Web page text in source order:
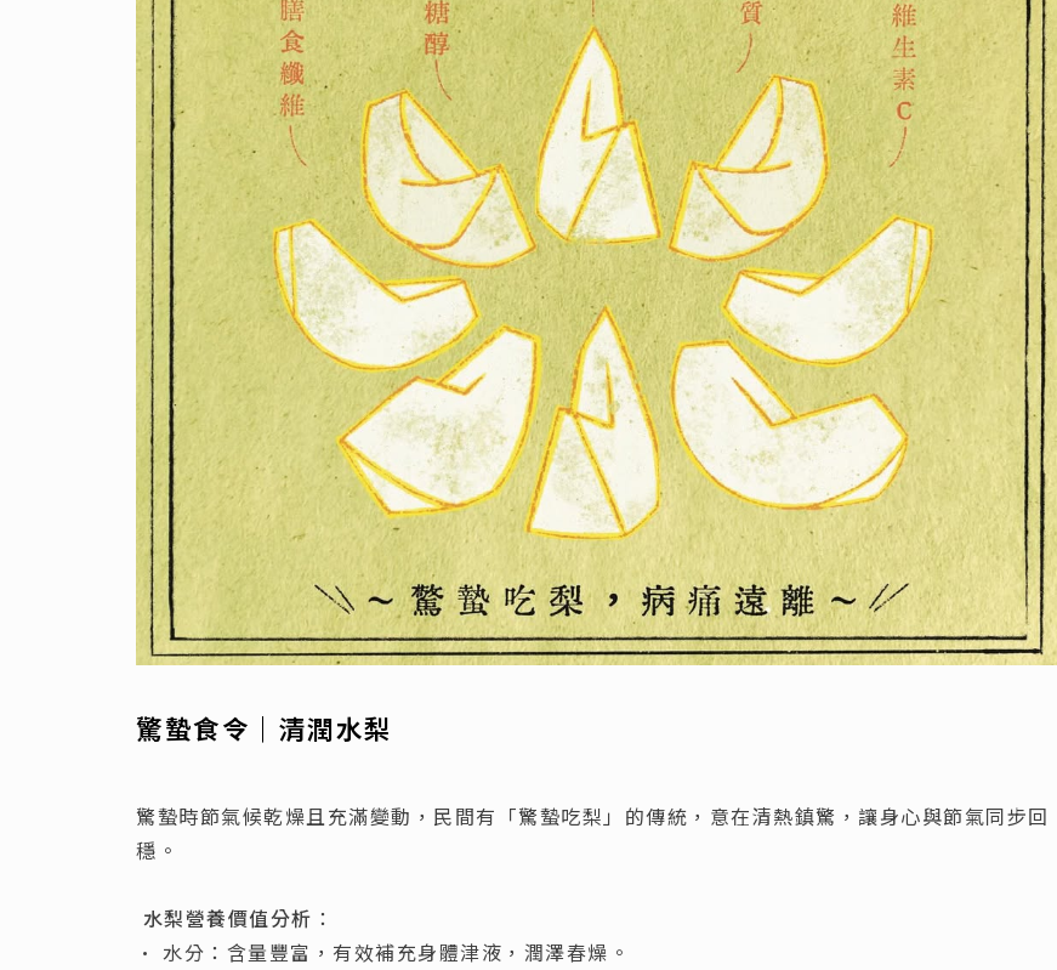
驚蟄食令｜清潤水梨
驚蟄時節氣候乾燥且充滿變動，民間有「驚蟄吃梨」的傳統，意在清熱鎮驚，讓身心與節氣同步回
穩。
水梨營養價值分析 ：
• 水分：含量豐富，有效補充身體津液，潤澤春燥。